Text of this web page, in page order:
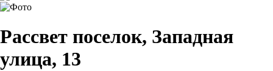
Рассвет поселок, Западная
улица, 13